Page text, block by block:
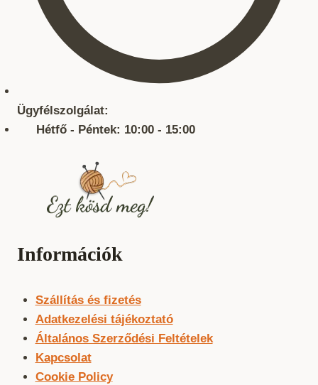
Ügyfélszolgálat:
Hétfő - Péntek: 10:00 - 15:00
Információk
Szállítás és fizetés
Adatkezelési tájékoztató
Általános Szerződési Feltételek
Kapcsolat
Cookie Policy